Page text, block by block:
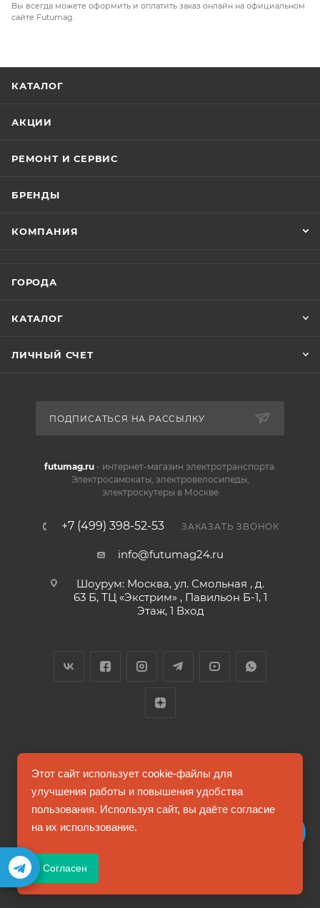
Вы всегда можете оформить и оплатить заказ онлайн на официальном
сайте Futumag.
КАТАЛОГ
АКЦИИ
РЕМОНТ И СЕРВИС
БРЕНДЫ
КОМПАНИЯ
ГОРОДА
КАТАЛОГ
ЛИЧНЫЙ СЧЕТ
ПОДПИСАТЬСЯ НА РАССЫЛКУ
futumag.ru- интернет-магазин электротранспорта.
Электросамокаты, электровелосипеды,
электроскутеры в Москве
+7 (499) 398-52-53 ЗАКАЗАТЬ ЗВОНОК
info@futumag24.ru
Шоурум: Москва, ул. Смольная , д.
63 Б, ТЦ «Экстрим» , Павильон Б-1, 1
Этаж, 1 Вход
2026 © FUTUMAG.RU
Информация на сайте не является публичной офертой
Этот сайт использует cookie-файлы для
улучшения работы и повышения удобства
пользования. Используя сайт, вы даёте согласие
на их использование.
Согласен